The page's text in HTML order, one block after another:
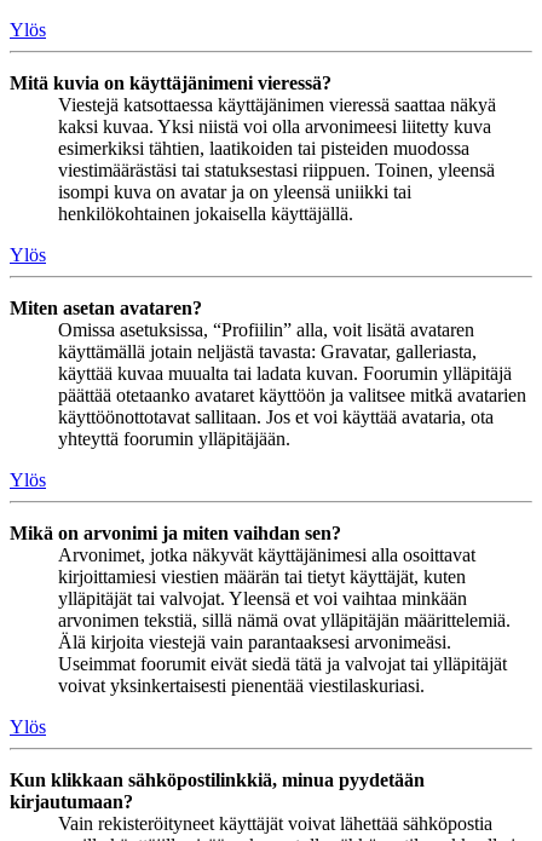
Ylös
Mitä kuvia on käyttäjänimeni vieressä?
Viestejä katsottaessa käyttäjänimen vieressä saattaa näkyä
kaksi kuvaa. Yksi niistä voi olla arvonimeesi liitetty kuva
esimerkiksi tähtien, laatikoiden tai pisteiden muodossa
viestimäärästäsi tai statuksestasi riippuen. Toinen, yleensä
isompi kuva on avatar ja on yleensä uniikki tai
henkilökohtainen jokaisella käyttäjällä.
Ylös
Miten asetan avataren?
Omissa asetuksissa, “Profiilin” alla, voit lisätä avataren
käyttämällä jotain neljästä tavasta: Gravatar, galleriasta,
käyttää kuvaa muualta tai ladata kuvan. Foorumin ylläpitäjä
päättää otetaanko avataret käyttöön ja valitsee mitkä avatarien
käyttöönottotavat sallitaan. Jos et voi käyttää avataria, ota
yhteyttä foorumin ylläpitäjään.
Ylös
Mikä on arvonimi ja miten vaihdan sen?
Arvonimet, jotka näkyvät käyttäjänimesi alla osoittavat
kirjoittamiesi viestien määrän tai tietyt käyttäjät, kuten
ylläpitäjät tai valvojat. Yleensä et voi vaihtaa minkään
arvonimen tekstiä, sillä nämä ovat ylläpitäjän määrittelemiä.
Älä kirjoita viestejä vain parantaaksesi arvonimeäsi.
Useimmat foorumit eivät siedä tätä ja valvojat tai ylläpitäjät
voivat yksinkertaisesti pienentää viestilaskuriasi.
Ylös
Kun klikkaan sähköpostilinkkiä, minua pyydetään
kirjautumaan?
Vain rekisteröityneet käyttäjät voivat lähettää sähköpostia